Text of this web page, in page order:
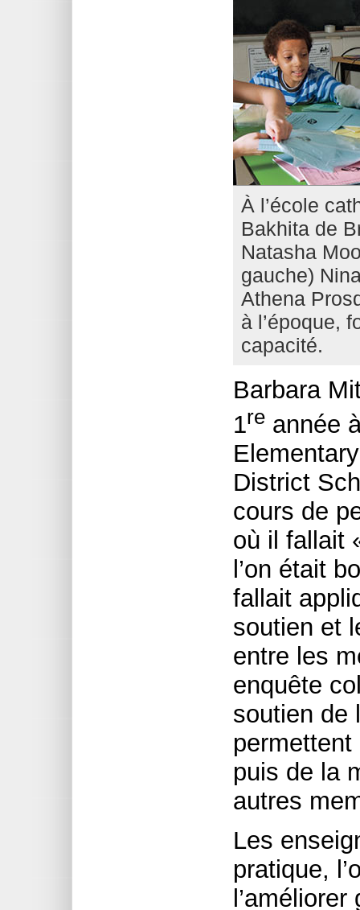
À l’école
Bakhita de
Natasha
gauche)
Athena
à l’époque,
capacité.
Barbara
1re année
District
cours de
où il fallait
l’on était
fallait
soutien et
entre les
enquête
soutien de
puis de la
autres
Les
pratique,